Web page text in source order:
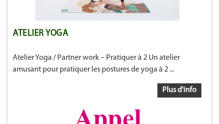
ATELIER YOGA
Atelier Yoga / Partner work – Pratiquer à 2 Un atelier
amusant pour pratiquer les postures de yoga à 2 ...
Plus d'info